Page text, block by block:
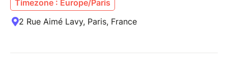
Timezone : Europe/Paris
2 Rue Aimé Lavy, Paris, France